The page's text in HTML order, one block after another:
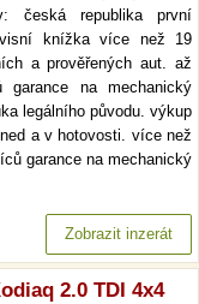
česká republika první
knížka více než 19
a prověřených aut. až
garance na mechanický
legálního původu. výkup
a v hotovosti. více než
garance na mechanický
Zobrazit inzerát
2.0 TDI 4x4